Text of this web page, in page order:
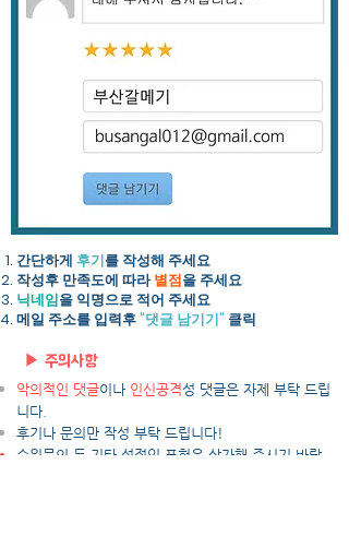
간단하게 후기를 작성해 주세요​
작성후 만족도에 따라별점을 주세요
닉네임을 익명으로 적어 주세요
​메일 주소를 입력후"댓글 남기기" 클릭
▶ 주의사항
악의적인 댓글이나 인신공격성 댓글은 자제 부탁 드립
니다.
후기나 문의만 작성 부탁 드립니다!
수위문의 등 기타 성적인 표현은 삼가해 주시기 바랍